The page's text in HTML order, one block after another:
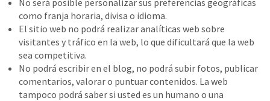
No será posible personalizar sus preferencias geográficas
como franja horaria, divisa o idioma.
El sitio web no podrá realizar analíticas web sobre
visitantes y tráfico en la web, lo que dificultará que la web
sea competitiva.
No podrá escribir en el blog, no podrá subir fotos, publicar
comentarios, valorar o puntuar contenidos. La web
tampoco podrá saber si usted es un humano o una